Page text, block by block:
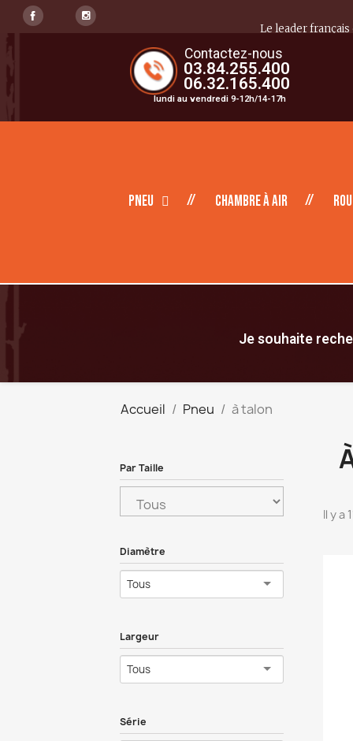
Le leader
Contactez-nous
03.84.255.400
06.32.165.400
lundi au vendredi 9-12h/14-17h
Pneu Chambre à air
Je souhaite
Accueil Pneu à talon
Par Taille
Diamètre
Tous
Largeur
Tous
Série
Il y a